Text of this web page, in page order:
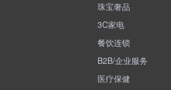
珠宝奢品
3C家电
餐饮连锁
B2B/企业服务
医疗保健